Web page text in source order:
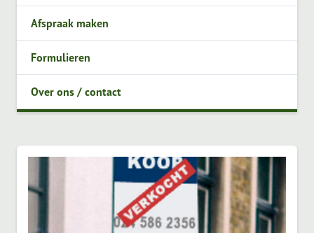
Afspraak maken
Formulieren
Over ons / contact